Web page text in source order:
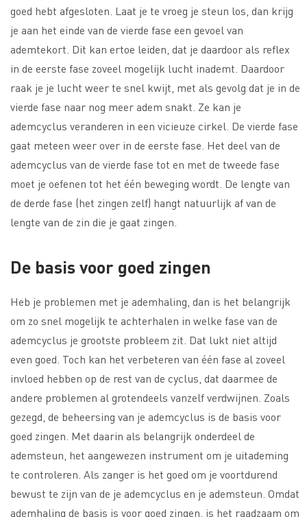
goed hebt afgesloten. Laat je te vroeg je steun los, dan krijg
je aan het einde van de vierde fase een gevoel van
ademtekort. Dit kan ertoe leiden, dat je daardoor als reflex
in de eerste fase zoveel mogelijk lucht inademt. Daardoor
raak je je lucht weer te snel kwijt, met als gevolg dat je in de
vierde fase naar nog meer adem snakt. Ze kan je
ademcyclus veranderen in een vicieuze cirkel. De vierde fase
gaat meteen weer over in de eerste fase. Het deel van de
ademcyclus van de vierde fase tot en met de tweede fase
moet je oefenen tot het één beweging wordt. De lengte van
de derde fase (het zingen zelf) hangt natuurlijk af van de
lengte van de zin die je gaat zingen.
De basis voor goed zingen
Heb je problemen met je ademhaling, dan is het belangrijk
om zo snel mogelijk te achterhalen in welke fase van de
ademcyclus je grootste probleem zit. Dat lukt niet altijd
even goed. Toch kan het verbeteren van één fase al zoveel
invloed hebben op de rest van de cyclus, dat daarmee de
andere problemen al grotendeels vanzelf verdwijnen. Zoals
gezegd, de beheersing van je ademcyclus is de basis voor
goed zingen. Met daarin als belangrijk onderdeel de
ademsteun, het aangewezen instrument om je uitademing
te controleren. Als zanger is het goed om je voortdurend
bewust te zijn van de je ademcyclus en je ademsteun. Omdat
ademhaling de basis is voor goed zingen, is het raadzaam om